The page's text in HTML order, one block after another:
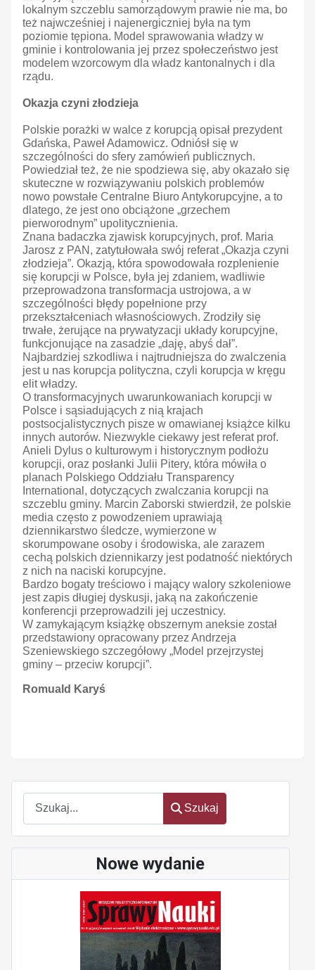
Szukaj
Szukaj
Nowe wydanie
lokalnym szczeblu samorządowym prawie nie ma, bo
też najwcześniej i najenergiczniej była na tym
poziomie tępiona. Model sprawowania władzy w
gminie i kontrolowania jej przez społeczeństwo jest
modelem wzorcowym dla władz kantonalnych i dla
rządu.
Okazja czyni złodzieja
Polskie porażki w walce z korupcją opisał prezydent
Gdańska, Paweł Adamowicz. Odniósł się w
szczególności do sfery zamówień publicznych.
Powiedział też, że nie spodziewa się, aby okazało się
skuteczne w rozwiązywaniu polskich problemów
nowo powstałe Centralne Biuro Antykorupcyjne, a to
dlatego, że jest ono obciążone „grzechem
pierworodnym” upolitycznienia.
Znana badaczka zjawisk korupcyjnych, prof. Maria
Jarosz z PAN, zatytułowała swój referat „Okazja czyni
złodzieja”. Okazją, która spowodowała rozplenienie
się korupcji w Polsce, była jej zdaniem, wadliwie
przeprowadzona transformacja ustrojowa, a w
szczególności błędy popełnione przy
przekształceniach własnościowych. Zrodziły się
trwałe, żerujące na prywatyzacji układy korupcyjne,
funkcjonujące na zasadzie „daję, abyś dał”.
Najbardziej szkodliwa i najtrudniejsza do zwalczenia
jest u nas korupcja polityczna, czyli korupcja w kręgu
elit władzy.
O transformacyjnych uwarunkowaniach korupcji w
Polsce i sąsiadujących z nią krajach
postsocjalistycznych pisze w omawianej książce kilku
innych autorów. Niezwykle ciekawy jest referat prof.
Anieli Dylus o kulturowym i historycznym podłożu
korupcji, oraz posłanki Julii Pitery, która mówiła o
planach Polskiego Oddziału Transparency
International, dotyczących zwalczania korupcji na
szczeblu gminy. Marcin Zaborski stwierdził, że polskie
media często z powodzeniem uprawiają
dziennikarstwo śledcze, wymierzone w
skorumpowane osoby i środowiska, ale zarazem
cechą polskich dziennikarzy jest podatność niektórych
z nich na naciski korupcyjne.
Bardzo bogaty treściowo i mający walory szkoleniowe
jest zapis długiej dyskusji, jaką na zakończenie
konferencji przeprowadzili jej uczestnicy.
W zamykającym książkę obszernym aneksie został
przedstawiony opracowany przez Andrzeja
Szeniewskiego szczegółowy „Model przejrzystej
gminy – przeciw korupcji”.
Romuald Karyś